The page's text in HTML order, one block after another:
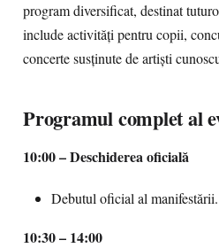
program diversificat, destinat
include activități pentru copii,
concerte susținute de artiști
Programul complet al
10:00 – Deschiderea oficială
Debutul oficial al manifestării.
10:30 – 14:00